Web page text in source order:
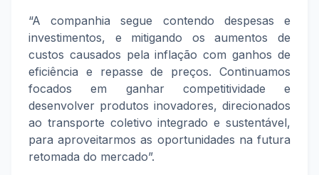
“A companhia segue contendo despesas e
investimentos, e mitigando os aumentos de
custos causados pela inflação com ganhos de
eficiência e repasse de preços. Continuamos
focados em ganhar competitividade e
desenvolver produtos inovadores, direcionados
ao transporte coletivo integrado e sustentável,
para aproveitarmos as oportunidades na futura
retomada do mercado”.